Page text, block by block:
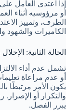
إذا اعتدى العامل
أو مرؤوسيه أثناء
الطرف، وتمييز
الكاميرات والشهود
الحالة الثانية:
تشمل عدم أداء
أو عدم مراعاة
يكون الأمر مرتبطًا
والتكرار أو
يبرر الفصل.